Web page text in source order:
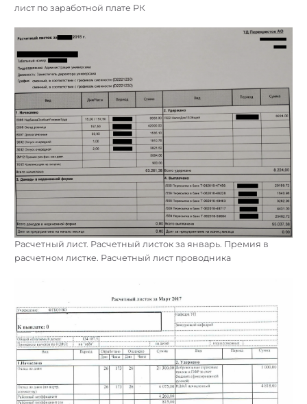
лист по заработной плате РК
Расчетный лист. Расчетный листок за январь. Премия в
расчетном листке. Расчетный лист проводника